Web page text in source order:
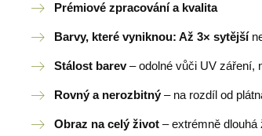
Prémiové zpracování a kvalita
Barvy, které vyniknou: Až 3× sytější
Stálost barev– odolné vůči UV záření,
Rovný a nerozbitný – na rozdíl od
Obraz na celý život – extrémně dlouhá